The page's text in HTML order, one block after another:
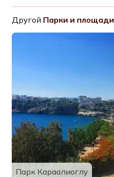
Другой Парки и площади
Парк Караалиоглу